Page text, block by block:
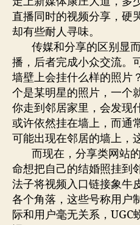
直播同时的视频分享，硬
却有些耐人寻味。
传媒和分享的区别显
播，后者完成小众交流。
墙壁上会挂什么样的照片
个是某明星的照片，一个
你走到邻居家里，会发现
或许依然挂在墙上，而通
可能出现在邻居的墙上，
而现在，分享类网站的
命想把自己的结婚照挂到
法子将视频入口链接象牛
各个角落，这些号称用户
际和用户毫无关系，UGC